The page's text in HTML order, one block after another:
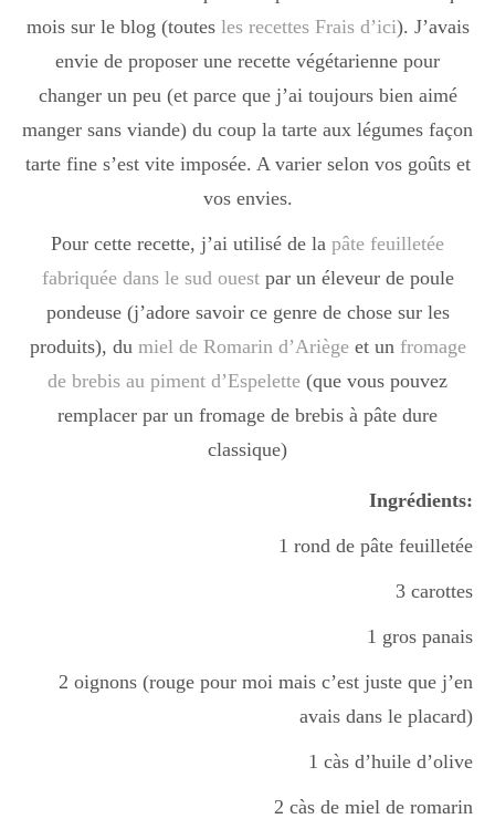
mois sur le blog (toutes les recettes Frais d’ici). J’avais
envie de proposer une recette végétarienne pour
changer un peu (et parce que j’ai toujours bien aimé
manger sans viande) du coup la tarte aux légumes façon
tarte fine s’est vite imposée. A varier selon vos goûts et
vos envies.
Pour cette recette, j’ai utilisé de la pâte feuilletée
fabriquée dans le sud ouestpar un éleveur de poule
pondeuse (j’adore savoir ce genre de chose sur les
produits), du miel de Romarin d’Ariègeet un fromage
de brebis au piment d’Espelette (que vous pouvez
remplacer par un fromage de brebis à pâte dure
classique)
Ingrédients:
1 rond de pâte feuilletée
3 carottes
1 gros panais
2 oignons (rouge pour moi mais c’est juste que j’en
avais dans le placard)
1 càs d’huile d’olive
2 càs de miel de romarin